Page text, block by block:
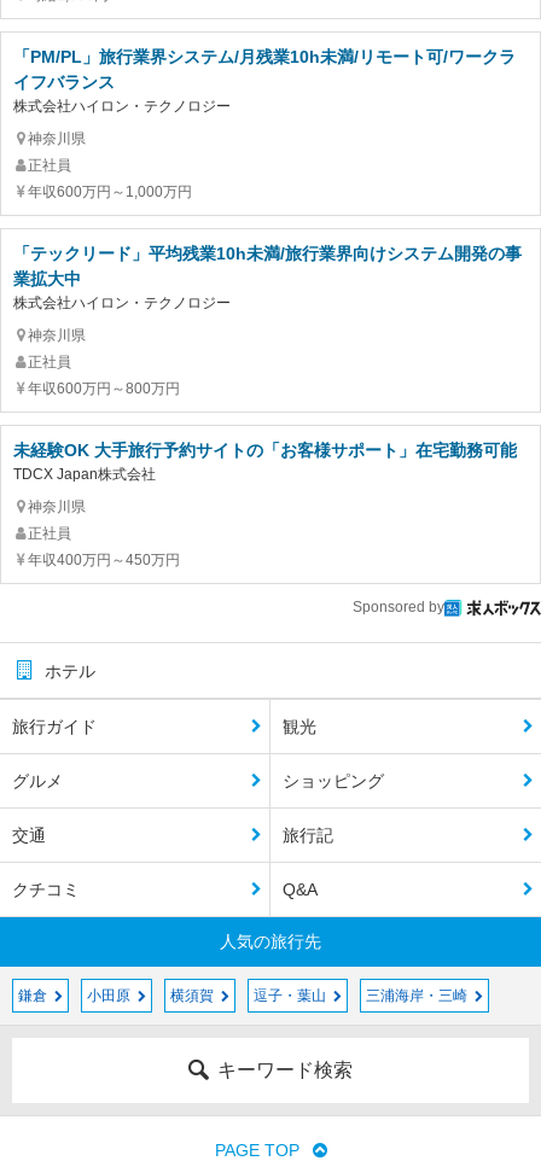
「PM/PL」旅行業界システム/月残業10h未満/リモート可/ワークラ
イフバランス
株式会社ハイロン・テクノロジー
神奈川県
正社員
年収600万円～1,000万円
「テックリード」平均残業10h未満/旅行業界向けシステム開発の事
業拡大中
株式会社ハイロン・テクノロジー
神奈川県
正社員
年収600万円～800万円
未経験OK 大手旅行予約サイトの「お客様サポート」在宅勤務可能
TDCX Japan株式会社
神奈川県
正社員
年収400万円～450万円
Sponsored by
ホテル
旅行ガイド 観光
グルメ ショッピング
交通 旅行記
クチコミ Q&A
人気の旅行先
鎌倉 小田原 横須賀 逗子・葉山 三浦海岸・三崎
キーワード検索
PAGE TOP